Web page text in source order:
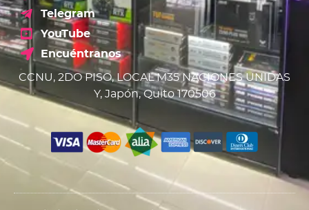
Telegram
YouTube
Encuéntranos
CCNU, 2DO PISO, LOCAL M35 NACIONES UNIDAS
Y, Japón, Quito 170506